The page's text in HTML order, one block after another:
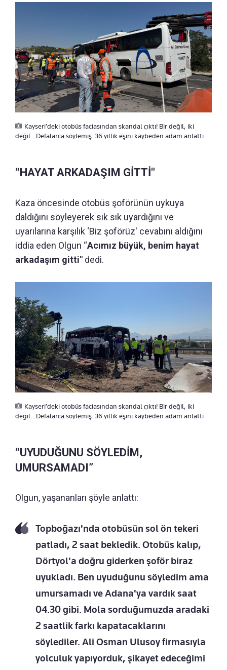
Kayseri’deki otobüs faciasından skandal çıktı! Bir değil, iki
değil…Defalarca söylemiş: 36 yıllık eşini kaybeden adam anlattı
“HAYAT ARKADAŞIM GİTTİ"
Kaza öncesinde otobüs şoförünün uykuya
daldığını söyleyerek sık sık uyardığını ve
uyarılarına karşılık ‘Biz şoförüz' cevabını aldığını
iddia eden Olgun “Acımız büyük, benim hayat
arkadaşım gitti" dedi.
Kayseri’deki otobüs faciasından skandal çıktı! Bir değil, iki
değil…Defalarca söylemiş: 36 yıllık eşini kaybeden adam anlattı
“UYUDUĞUNU SÖYLEDİM,
UMURSAMADI”
Olgun, yaşananları şöyle anlattı:
Topboğazı'nda otobüsün sol ön tekeri
patladı, 2 saat bekledik. Otobüs kalıp,
Dörtyol'a doğru giderken şoför biraz
uyukladı. Ben uyuduğunu söyledim ama
umursamadı ve Adana'ya vardık saat
04.30 gibi. Mola sorduğumuzda aradaki
2 saatlik farkı kapatacaklarını
söylediler. Ali Osman Ulusoy firmasıyla
yolculuk yapıyorduk, şikayet edeceğimi